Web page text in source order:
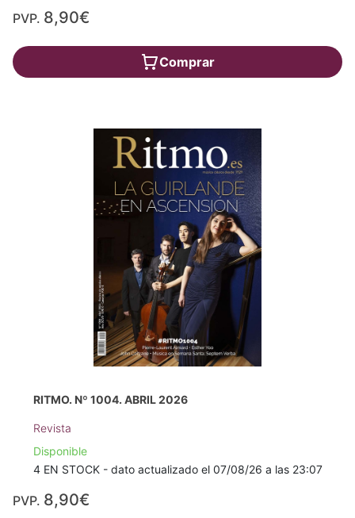
PVP. 8,90€
Comprar
RITMO. Nº 1004. ABRIL 2026
Revista
Disponible
4 EN STOCK - dato actualizado el 07/08/26 a las 23:07
PVP. 8,90€